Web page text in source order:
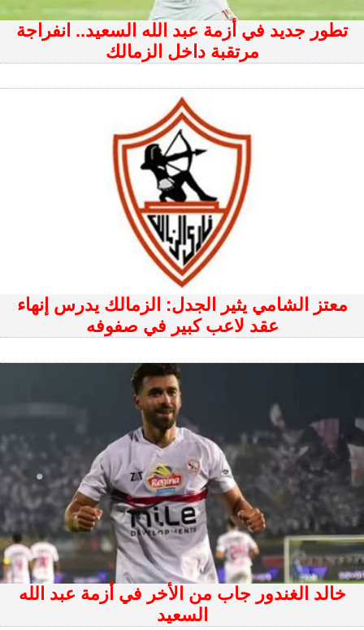
تطور جديد في أزمة عبد الله السعيد.. انفراجة
مرتقبة داخل الزمالك
معتز الشامي يثير الجدل: الزمالك يدرس إنهاء
عقد لاعب كبير في صفوفه
خالد الغندور جاب من الأخر في أزمة عبد الله
السعيد